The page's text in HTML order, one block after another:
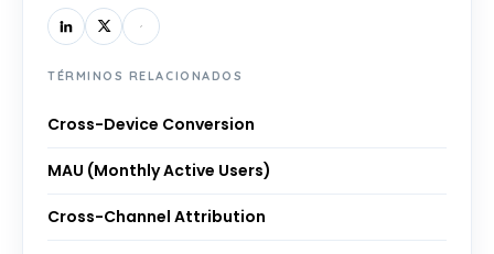
TÉRMINOS RELACIONADOS
Cross-Device Conversion
MAU (Monthly Active Users)
Cross-Channel Attribution